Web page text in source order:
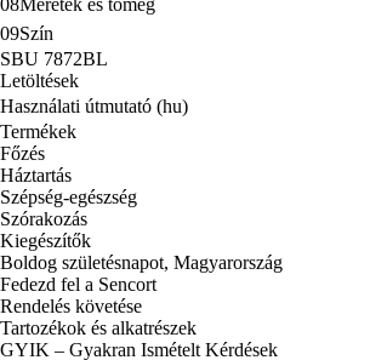
09Szín
SBU 7872BL
Letöltések
Használati útmutató (hu)
Termékek
Főzés
Háztartás
Szépség-egészség
Szórakozás
Kiegészítők
Boldog születésnapot, Magyarország
Fedezd fel a Sencort
Rendelés követése
Tartozékok és alkatrészek
GYIK – Gyakran Ismételt Kérdések